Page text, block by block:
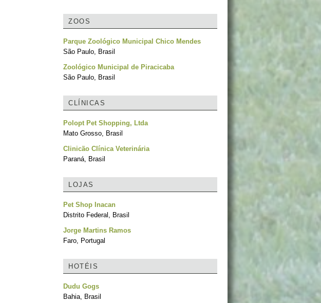
ZOOS
Parque Zoológico Municipal Chico Mendes
São Paulo, Brasil
Zoológico Municipal de Piracicaba
São Paulo, Brasil
CLÍNICAS
Polopt Pet Shopping, Ltda
Mato Grosso, Brasil
Clinicão Clínica Veterinária
Paraná, Brasil
LOJAS
Pet Shop Inacan
Distrito Federal, Brasil
Jorge Martins Ramos
Faro, Portugal
HOTÉIS
Dudu Gogs
Bahia, Brasil